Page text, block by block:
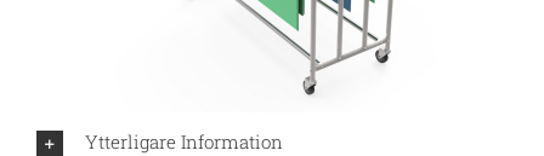
Ytterligare Information